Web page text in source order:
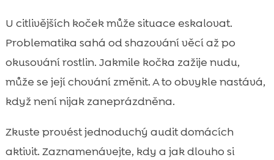
U citlivějších koček může situace eskalovat.
Problematika sahá od shazování věcí až po
okusování rostlin. Jakmile kočka zažije nudu,
může se její chování změnit. A to obvykle nastává,
když není nijak zaneprázdněna.
Zkuste provést jednoduchý audit domácích
aktivit. Zaznamenávejte, kdy a jak dlouho si